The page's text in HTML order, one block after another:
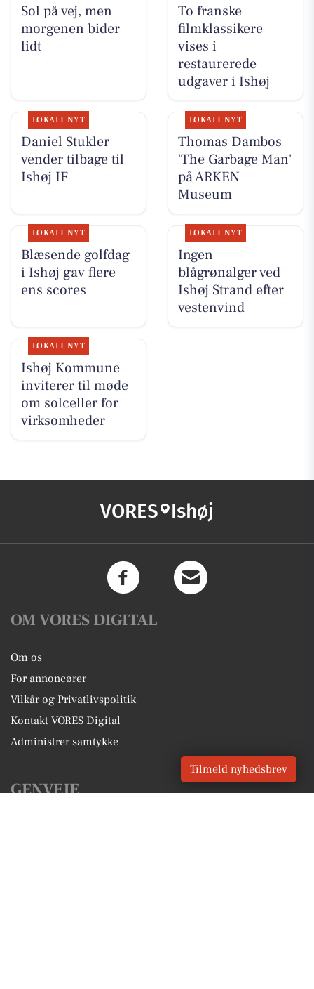
Sol på vej, men
morgenen bider
lidt
To franske
filmklassikere
vises i
restaurerede
udgaver i Ishøj
LOKALT NYT
Daniel Stukler
vender tilbage til
Ishøj IF
LOKALT NYT
Thomas Dambos
'The Garbage Man'
på ARKEN
Museum
LOKALT NYT
Blæsende golfdag
i Ishøj gav flere
ens scores
LOKALT NYT
Ingen
blågrønalger ved
Ishøj Strand efter
vestenvind
LOKALT NYT
Ishøj Kommune
inviterer til møde
om solceller for
virksomheder
VORES Ishøj
OM VORES DIGITAL
Om os
For annoncører
Vilkår og Privatlivspolitik
Kontakt VORES Digital
Administrer samtykke
GENVEJE
Tilmeld nyhedsbrev